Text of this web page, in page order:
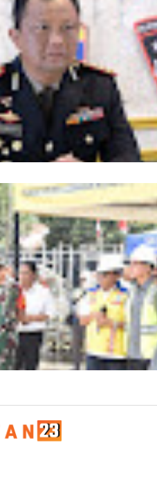
Ke-81 Kemerdekaan RI,
Lomba Memasak Nasi
Minuman
Diperiksa Mabes
Tunjuk Kabid TIK sebagai
Kapolresta Banda Aceh
Bersama Forkopimda